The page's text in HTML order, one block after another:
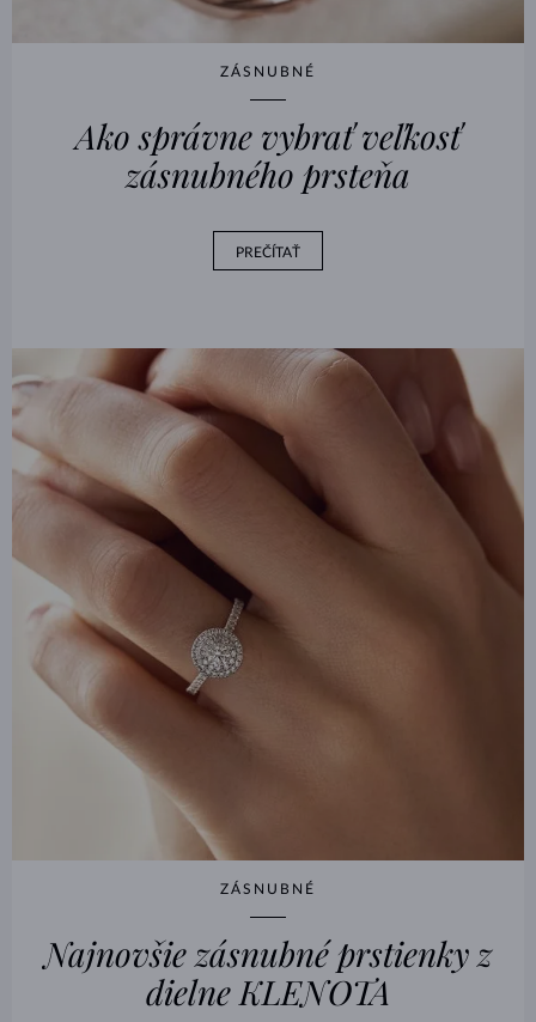
ZÁSNUBNÉ
Ako správne vybrať veľkosť
zásnubného prsteňa
PREČÍTAŤ
ZÁSNUBNÉ
Najnovšie zásnubné prstienky z
dielne KLENOTA